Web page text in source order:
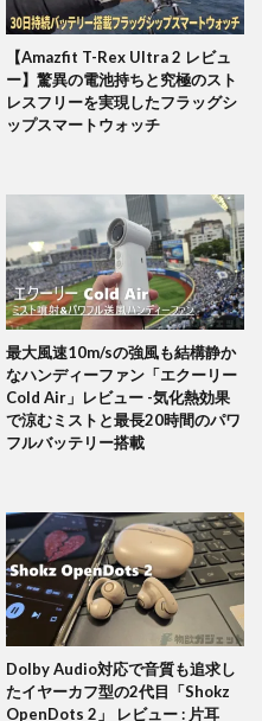
【Amazfit T-Rex Ultra 2 レビュ
ー】驚異の電池持ちと究極のスト
レスフリーを実現したフラッグシ
ップスマートウォッチ
最大風速10m/sの強風も結構静か
なハンディーファン「エクーリー
Cold Air」レビュー -気化熱効果
で涼むミストと最長20時間のパワ
フルバッテリー搭載
Dolby Audio対応で音質も追求し
たイヤーカフ型の2代目「Shokz
OpenDots 2」 レビュー : 片耳